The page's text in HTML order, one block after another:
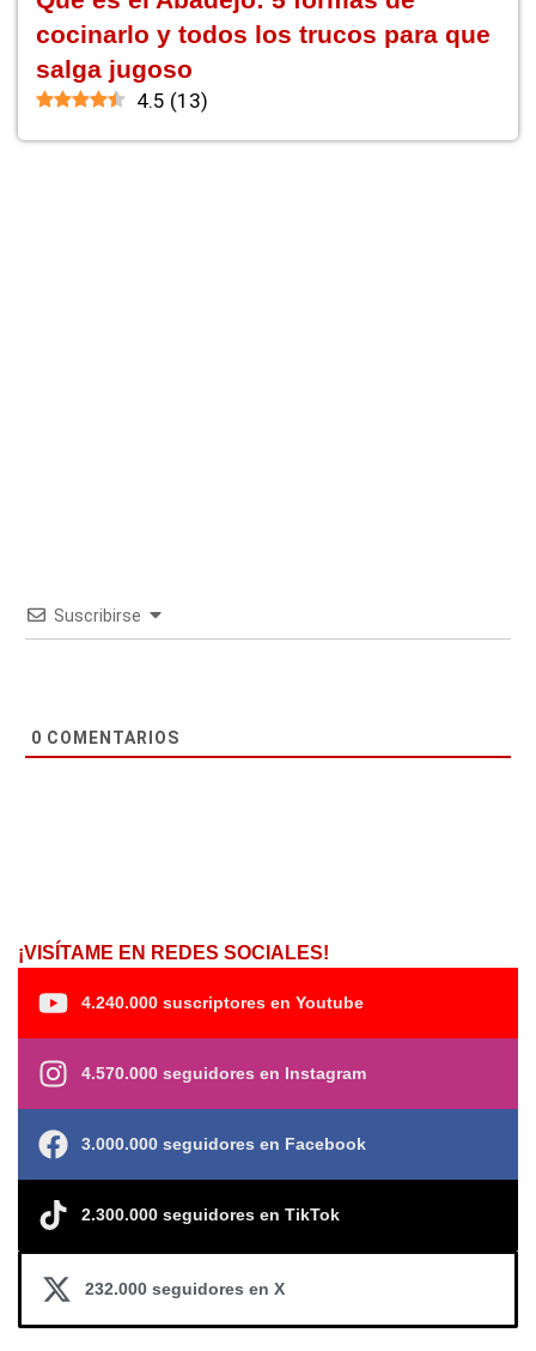
cocinarlo y todos los trucos para que
salga jugoso
4.5 (13)
Suscribirse
0 COMENTARIOS
¡VISÍTAME EN REDES SOCIALES!
4.240.000 suscriptores en Youtube
4.570.000 seguidores en Instagram
3.000.000 seguidores en Facebook
2.300.000 seguidores en TikTok
232.000 seguidores en X